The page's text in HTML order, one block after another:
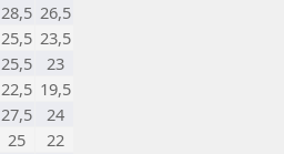
28,5 26,5
25,5 23,5
25,5
23
22,5 19,5
27,5
24
25
22